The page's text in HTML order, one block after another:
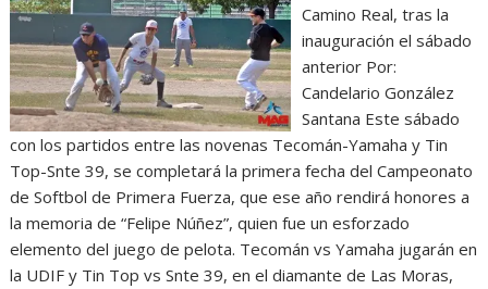
Camino Real, tras la
inauguración el sábado
anterior Por:
Candelario González
Santana Este sábado
con los partidos entre las novenas Tecomán-Yamaha y Tin
Top-Snte 39, se completará la primera fecha del Campeonato
de Softbol de Primera Fuerza, que ese año rendirá honores a
la memoria de “Felipe Núñez”, quien fue un esforzado
elemento del juego de pelota. Tecomán vs Yamaha jugarán en
la UDIF y Tin Top vs Snte 39, en el diamante de Las Moras,